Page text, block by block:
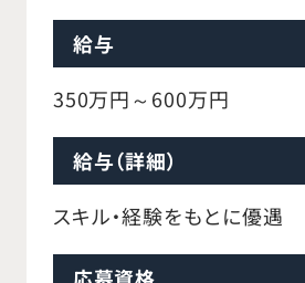
給与
350万円～600万円
給与（詳細）
スキル・経験をもとに優遇